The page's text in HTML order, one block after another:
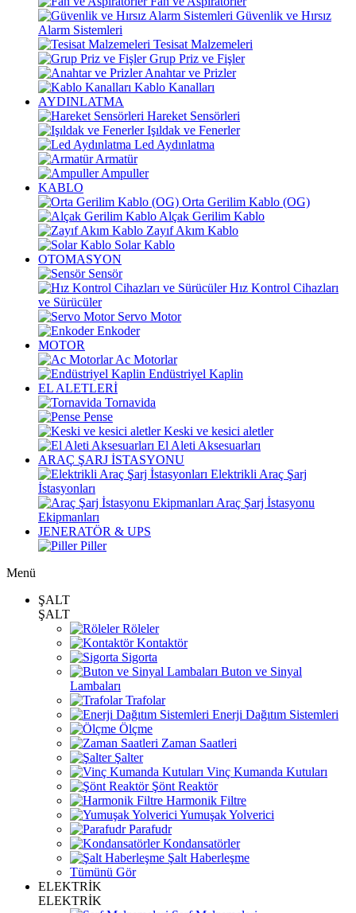
Güvenlik ve Hırsız
Alarm Sistemleri
Tesisat Malzemeleri
Grup Priz ve Fişler
Anahtar ve Prizler
Kablo Kanalları
AYDINLATMA
Hareket Sensörleri
Işıldak ve Fenerler
Led Aydınlatma
Armatür
Ampuller
KABLO
Orta Gerilim Kablo (OG)
Alçak Gerilim Kablo
Zayıf Akım Kablo
Solar Kablo
OTOMASYON
Sensör
Hız Kontrol Cihazları
ve Sürücüler
Servo Motor
Enkoder
MOTOR
Ac Motorlar
Endüstriyel Kaplin
EL ALETLERİ
Tornavida
Pense
Keski ve kesici aletler
El Aleti Aksesuarları
ARAÇ ŞARJ İSTASYONU
Elektrikli Araç Şarj
İstasyonları
Araç Şarj İstasyonu
Ekipmanları
JENERATÖR & UPS
Piller
Menü
ŞALT
ŞALT
Röleler
Kontaktör
Sigorta
Buton ve Sinyal
Lambaları
Trafolar
Enerji Dağıtım Sistemleri
Ölçme
Zaman Saatleri
Şalter
Vinç Kumanda Kutuları
Şönt Reaktör
Harmonik Filtre
Yumuşak Yolverici
Parafudr
Kondansatörler
Şalt Haberleşme
Tümünü Gör
ELEKTRİK
ELEKTRİK